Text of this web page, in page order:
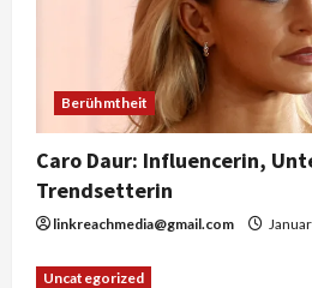
Berühmtheit
Caro Daur: Influencerin,
Trendsetterin
linkreachmedia@gmail.com
Uncategorized